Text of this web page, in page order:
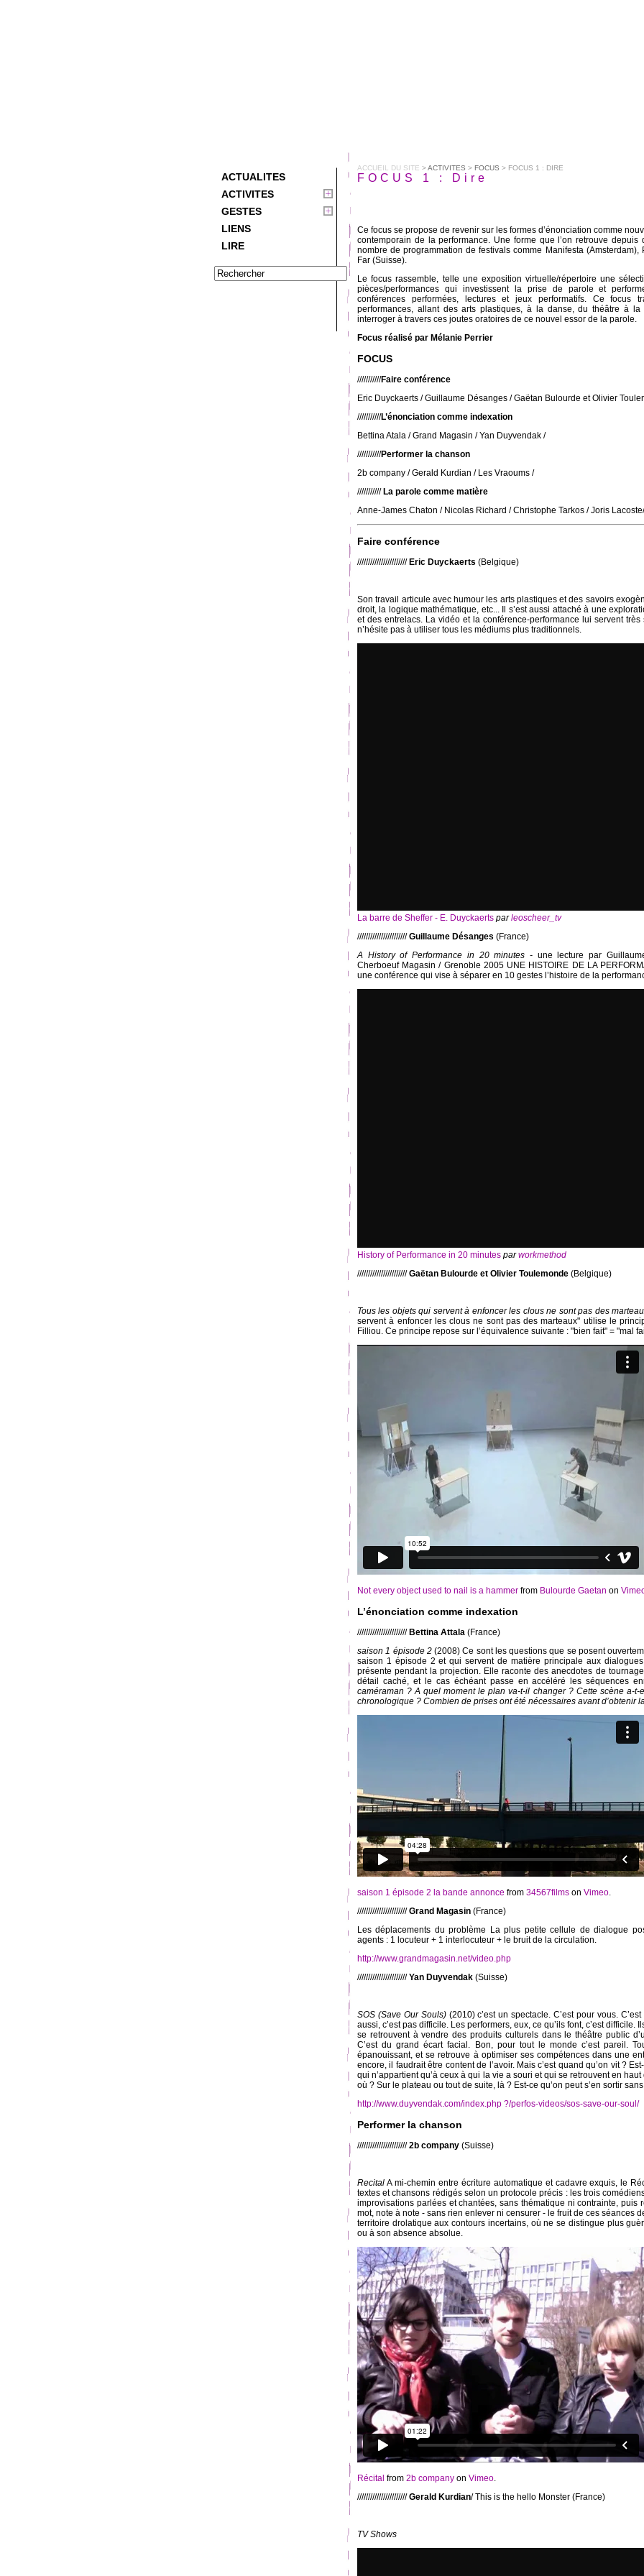
ACTUALITES
ACTIVITES
GESTES
LIENS
LIRE
ACCUEIL DU SITE >ACTIVITES > FOCUS > FOCUS 1 : DIRE
FOCUS 1 : Dire
Ce focus se propose de revenir sur les formes d’énonciation comme
contemporain de la performance. Une forme que l’on retrouve
nombre de programmation de festivals comme Manifesta (Amsterdam),
Far (Suisse).
Le focus rassemble, telle une exposition virtuelle/répertoire une
pièces/performances qui investissent la prise de parole et
conférences performées, lectures et jeux performatifs. Ce focus
performances, allant des arts plastiques, à la danse, du théâtre à
interroger à travers ces joutes oratoires de ce nouvel essor de la parole.
Focus réalisé par Mélanie Perrier
FOCUS
///////////Faire conférence
Eric Duyckaerts / Guillaume Désanges / Gaëtan Bulourde et Olivier
///////////L’énonciation comme indexation
Bettina Atala / Grand Magasin / Yan Duyvendak /
///////////Performer la chanson
2b company / Gerald Kurdian / Les Vraoums /
///////////La parole comme matière
Anne-James Chaton / Nicolas Richard / Christophe Tarkos / Joris
Faire conférence
/////////////////////// Eric Duyckaerts (Belgique)
Son travail articule avec humour les arts plastiques et des savoirs
droit, la logique mathématique, etc... Il s’est aussi attaché à une
et des entrelacs. La vidéo et la conférence-performance lui servent
n’hésite pas à utiliser tous les médiums plus traditionnels.
La barre de Sheffer - E. Duyckaerts parleoscheer_tv
///////////////////////Guillaume Désanges (France)
A History of Performance in 20 minutes - une lecture par
Cherboeuf Magasin / Grenoble 2005 UNE HISTOIRE DE LA
une conférence qui vise à séparer en 10 gestes l’histoire de la
History of Performance in 20 minutes parworkmethod
///////////////////////Gaëtan Bulourde et Olivier Toulemonde (Belgique)
Tous les objets qui servent à enfoncer les clous ne sont pas des
servent à enfoncer les clous ne sont pas des marteaux" utilise le
Filliou. Ce principe repose sur l’équivalence suivante : "bien fait" = "mal
Not every object used to nail is a hammer from Bulourde Gaetan on
L’énonciation comme indexation
/////////////////////// Bettina Attala (France)
saison 1 épisode 2(2008) Ce sont les questions que se posent
saison 1 épisode 2 et qui servent de matière principale aux
présente pendant la projection. Elle raconte des anecdotes de
détail caché, et le cas échéant passe en accéléré les séquences
caméraman ? A quel moment le plan va-t-il changer ? Cette scène a-t-
chronologique ? Combien de prises ont été nécessaires avant d’obtenir
saison 1 épisode 2 la bande annonce from 34567films on Vimeo.
///////////////////////Grand Magasin (France)
Les déplacements du problème La plus petite cellule de dialogue
agents : 1 locuteur + 1 interlocuteur + le bruit de la circulation.
http://www.grandmagasin.net/video.php
///////////////////////Yan Duyvendak (Suisse)
SOS (Save Our Souls)(2010) c’est un spectacle. C’est pour vous.
aussi, c’est pas difficile. Les performers, eux, ce qu’ils font, c’est difficile.
se retrouvent à vendre des produits culturels dans le théâtre public
C’est du grand écart facial. Bon, pour tout le monde c’est pareil.
épanouissant, et se retrouve à optimiser ses compétences dans une
encore, il faudrait être content de l’avoir. Mais c’est quand qu’on vit ?
qui n’appartient qu’à ceux à qui la vie a souri et qui se retrouvent en
où ? Sur le plateau ou tout de suite, là ? Est-ce qu’on peut s’en sortir
http://www.duyvendak.com/index.php ?/perfos-videos/sos-save-our-soul/
Performer la chanson
///////////////////////2b company (Suisse)
Recital A mi-chemin entre écriture automatique et cadavre exquis, le
textes et chansons rédigés selon un protocole précis : les trois
improvisations parlées et chantées, sans thématique ni contrainte, puis
mot, note à note - sans rien enlever ni censurer - le fruit de ces séances
territoire drolatique aux contours incertains, où ne se distingue plus
ou à son absence absolue.
Récital from 2b company on Vimeo.
///////////////////////Gerald Kurdian/ This is the hello Monster (France)
TV Shows